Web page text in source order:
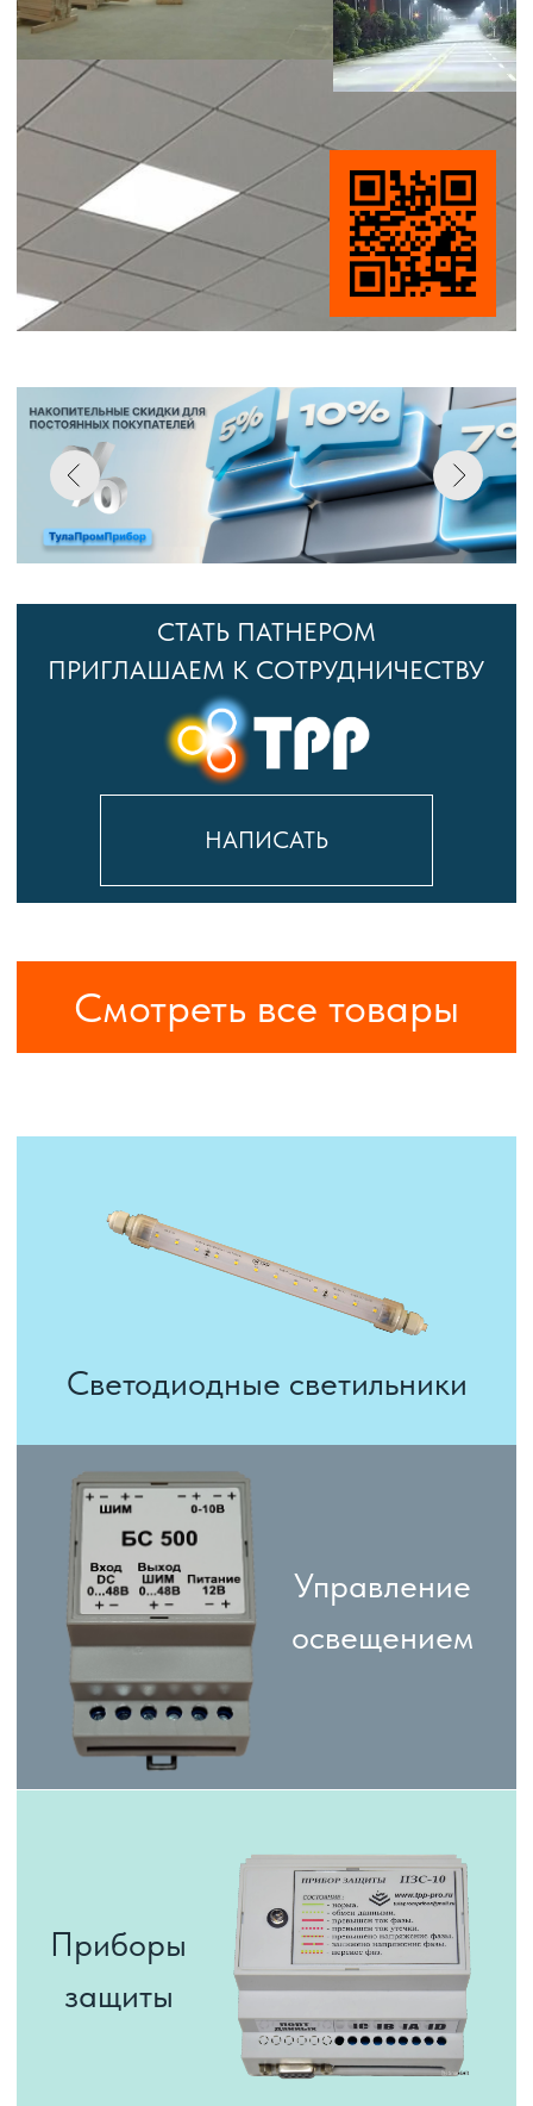
ПРИГЛАШАЕМ К СОТРУДНИЧЕСТВУ
НАПИСАТЬ
Смотреть все товары
Обогрев животных
Комплектующие для светильников
Освещение для склада
Светодиодные светильники
защиты
Управление
освещением
с 2008 года производит и поставляет:
Офисные светодиодные светильники
Светодиодный армстронг
Промышленные светодиодные светильники
Потолочные и Накладные светильники
Уличные светодиодные светильники
Светильники для складов, промышленных объектов
Светильники для супермаркетов, магазинов,